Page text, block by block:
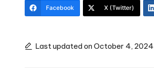
Facebook X (Twitter)
Last updated on October 4, 2024